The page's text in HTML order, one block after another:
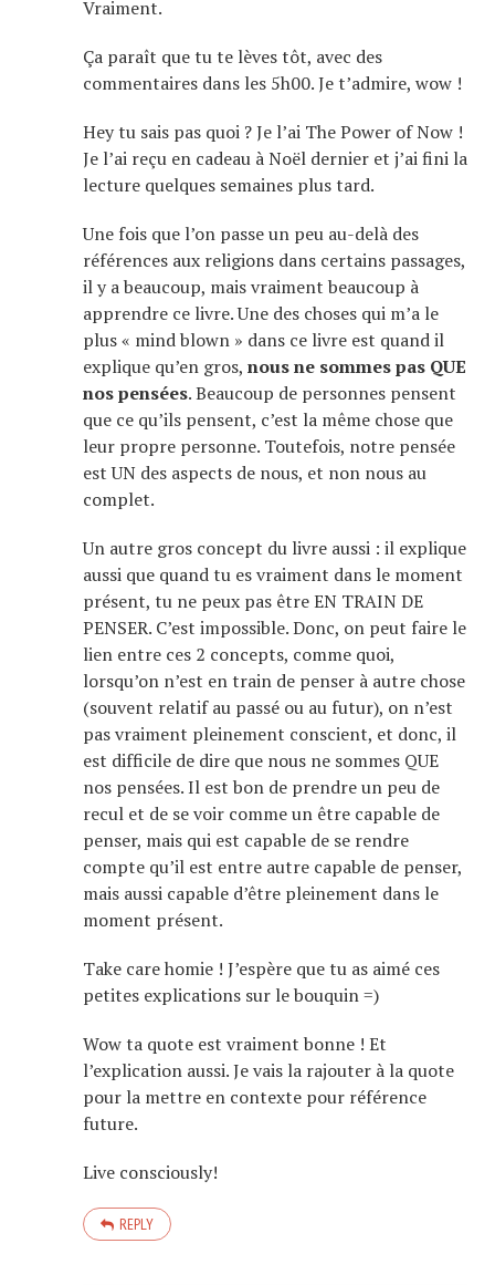
Vraiment.
Ça paraît que tu te lèves tôt, avec des
commentaires dans les 5h00. Je t’admire, wow !
Hey tu sais pas quoi ? Je l’ai The Power of Now !
Je l’ai reçu en cadeau à Noël dernier et j’ai fini la
lecture quelques semaines plus tard.
Une fois que l’on passe un peu au-delà des
références aux religions dans certains passages,
il y a beaucoup, mais vraiment beaucoup à
apprendre ce livre. Une des choses qui m’a le
plus « mind blown » dans ce livre est quand il
explique qu’en gros, nous ne sommes pas QUE
nos pensées. Beaucoup de personnes pensent
que ce qu’ils pensent, c’est la même chose que
leur propre personne. Toutefois, notre pensée
est UN des aspects de nous, et non nous au
complet.
Un autre gros concept du livre aussi : il explique
aussi que quand tu es vraiment dans le moment
présent, tu ne peux pas être EN TRAIN DE
PENSER. C’est impossible. Donc, on peut faire le
lien entre ces 2 concepts, comme quoi,
lorsqu’on n’est en train de penser à autre chose
(souvent relatif au passé ou au futur), on n’est
pas vraiment pleinement conscient, et donc, il
est difficile de dire que nous ne sommes QUE
nos pensées. Il est bon de prendre un peu de
recul et de se voir comme un être capable de
penser, mais qui est capable de se rendre
compte qu’il est entre autre capable de penser,
mais aussi capable d’être pleinement dans le
moment présent.
Take care homie ! J’espère que tu as aimé ces
petites explications sur le bouquin =)
Wow ta quote est vraiment bonne ! Et
l’explication aussi. Je vais la rajouter à la quote
pour la mettre en contexte pour référence
future.
Live consciously!
REPLY